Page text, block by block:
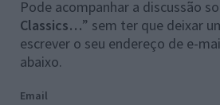
Pode acompanhar a discussão
Classics…” sem ter que deixar
escrever o seu endereço de e-
abaixo.
Email